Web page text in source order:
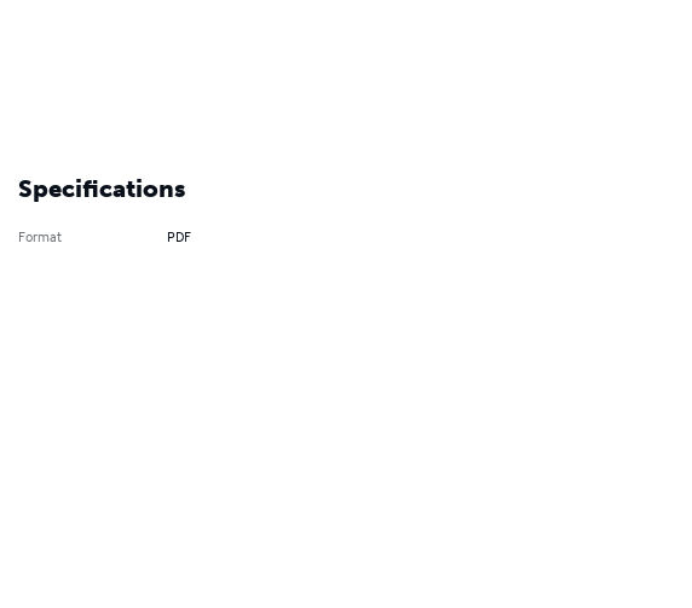
Specifications
Format PDF